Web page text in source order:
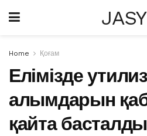
Home Қоғам
Елімізде
алымдарын
қайта басталды